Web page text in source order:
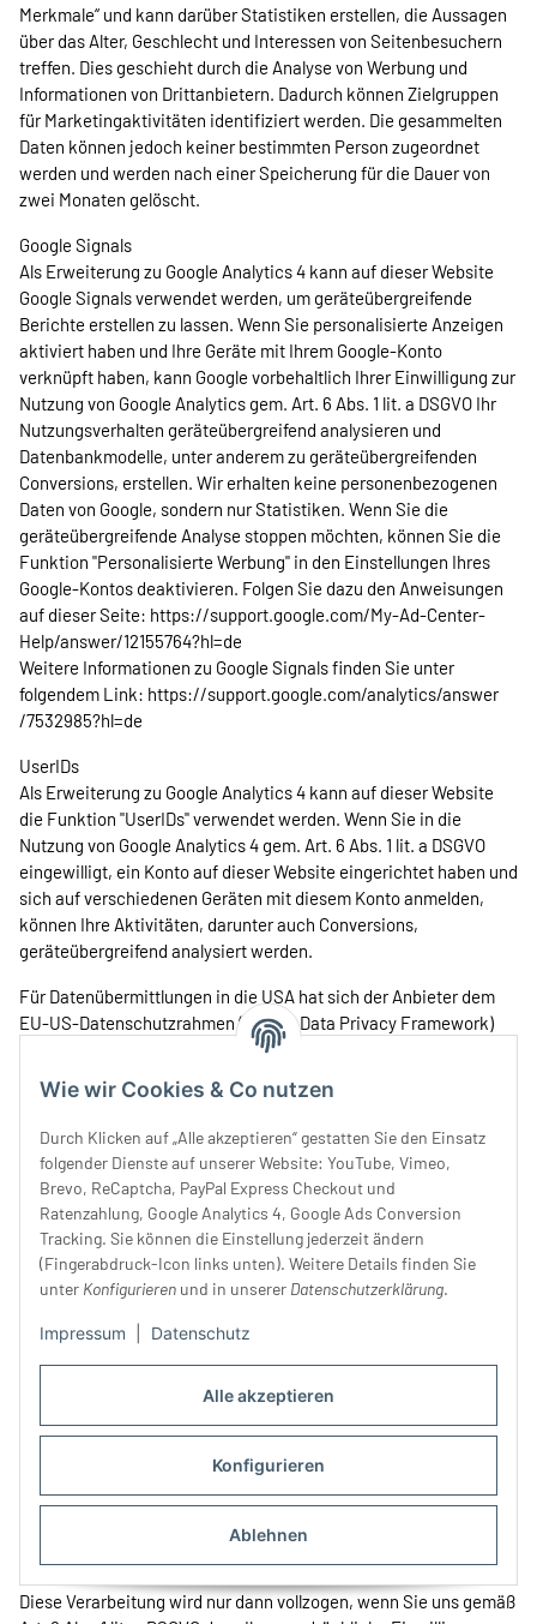
Alle akzeptieren
Konfigurieren
Ablehnen
Wie wir Cookies & Co nutzen
Durch Klicken auf „Alle akzeptieren“ gestatten Sie den Einsatz
folgender Dienste auf unserer Website: YouTube, Vimeo,
Brevo, ReCaptcha, PayPal Express Checkout und
Ratenzahlung, Google Analytics 4, Google Ads Conversion
Tracking. Sie können die Einstellung jederzeit ändern
(Fingerabdruck-Icon links unten). Weitere Details finden Sie
unter Konfigurieren und in unserer Datenschutzerklärung.
Impressum Datenschutz
Merkmale“ und kann darüber Statistiken erstellen, die Aussagen
über das Alter, Geschlecht und Interessen von Seitenbesuchern
treffen. Dies geschieht durch die Analyse von Werbung und
Informationen von Drittanbietern. Dadurch können Zielgruppen
für Marketingaktivitäten identifiziert werden. Die gesammelten
Daten können jedoch keiner bestimmten Person zugeordnet
werden und werden nach einer Speicherung für die Dauer von
zwei Monaten gelöscht.
Google Signals
Als Erweiterung zu Google Analytics 4 kann auf dieser Website
Google Signals verwendet werden, um geräteübergreifende
Berichte erstellen zu lassen. Wenn Sie personalisierte Anzeigen
aktiviert haben und Ihre Geräte mit Ihrem Google-Konto
verknüpft haben, kann Google vorbehaltlich Ihrer Einwilligung zur
Nutzung von Google Analytics gem. Art. 6 Abs. 1 lit. a DSGVO Ihr
Nutzungsverhalten geräteübergreifend analysieren und
Datenbankmodelle, unter anderem zu geräteübergreifenden
Conversions, erstellen. Wir erhalten keine personenbezogenen
Daten von Google, sondern nur Statistiken. Wenn Sie die
geräteübergreifende Analyse stoppen möchten, können Sie die
Funktion "Personalisierte Werbung" in den Einstellungen Ihres
Google-Kontos deaktivieren. Folgen Sie dazu den Anweisungen
auf dieser Seite: https://support.google.com/My-Ad-Center-
Help/answer/12155764?hl=de
Weitere Informationen zu Google Signals finden Sie unter
folgendem Link: https://support.google.com/analytics/answer
/7532985?hl=de
UserIDs
Als Erweiterung zu Google Analytics 4 kann auf dieser Website
die Funktion "UserIDs" verwendet werden. Wenn Sie in die
Nutzung von Google Analytics 4 gem. Art. 6 Abs. 1 lit. a DSGVO
eingewilligt, ein Konto auf dieser Website eingerichtet haben und
sich auf verschiedenen Geräten mit diesem Konto anmelden,
können Ihre Aktivitäten, darunter auch Conversions,
geräteübergreifend analysiert werden.
Für Datenübermittlungen in die USA hat sich der Anbieter dem
EU-US-Datenschutzrahmen (EU-US Data Privacy Framework)
angeschlossen, das auf Basis eines
Angemessenheitsbeschlusses der Europäischen Kommission die
Einhaltung des europäischen Datenschutzniveaus sicherstellt.
11.2Google Tag Manager
Diese Website nutzt den „Google Tag Manager“, einen Dienst des
folgenden Anbieters: Google Ireland Limited, Gordon House,
Barrow Street, Dublin 4, Irland (nachfolgend: „Google“).
Der Google Tag Manager bietet eine technische Grundlage dafür,
diverse Webanwendungen, darunter auch Tracking- und
Analysedienste, zu bündeln und über eine einheitliche
Benutzeroberfläche kalibrieren, steuern und an Bedingungen
knüpfen zu können. Der Google Tag Manager selbst speichert
keine Informationen auf Nutzerendgeräten oder liest diese aus.
Allerdings wird durch den Google Tag Manager bei Seitenaufruf
Ihre IP-Adresse an Google übertragen und dort gegebenenfalls
gespeichert. Auch eine Übermittlung an Server von Google LLC.
Diese Verarbeitung wird nur dann vollzogen, wenn Sie uns gemäß